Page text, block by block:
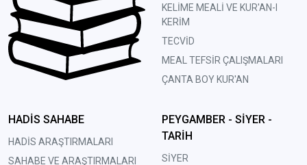
KELİME MEALİ VE KUR'AN-I
KERİM
TECVİD
MEAL TEFSİR ÇALIŞMALARI
ÇANTA BOY KUR'AN
HADİS SAHABE
HADİS ARAŞTIRMALARI
SAHABE VE ARAŞTIRMALARI
PEYGAMBER - SİYER -
TARİH
SİYER